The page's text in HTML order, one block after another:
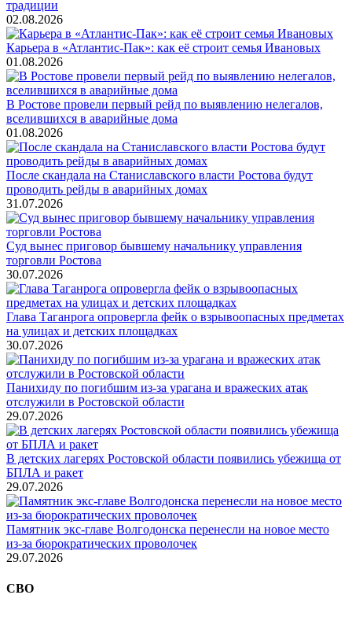
традиции
02.08.2026
Карьера в «Атлантис-Пак»: как её строит семья Ивановых
01.08.2026
В Ростове провели первый рейд по выявлению нелегалов,
вселившихся в аварийные дома
01.08.2026
После скандала на Станиславского власти Ростова будут
проводить рейды в аварийных домах
31.07.2026
Суд вынес приговор бывшему начальнику управления
торговли Ростова
30.07.2026
Глава Таганрога опровергла фейк о взрывоопасных предметах
на улицах и детских площадках
30.07.2026
Панихиду по погибшим из-за урагана и вражеских атак
отслужили в Ростовской области
29.07.2026
В детских лагерях Ростовской области появились убежища от
БПЛА и ракет
29.07.2026
Памятник экс-главе Волгодонска перенесли на новое место
из-за бюрократических проволочек
29.07.2026
СВО